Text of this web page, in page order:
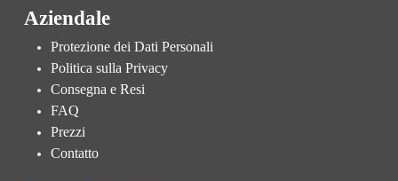
Aziendale
Protezione dei Dati Personali
Politica sulla Privacy
Consegna e Resi
FAQ
Prezzi
Contatto